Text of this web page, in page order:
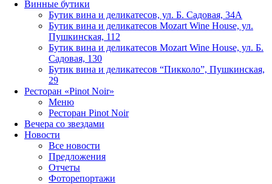
Винные бутики
Бутик вина и деликатесов, ул. Б. Садовая, 34А
Бутик вина и деликатесов Mozart Wine House, ул.
Пушкинская, 112
Бутик вина и деликатесов Mozart Wine House, ул. Б.
Садовая, 130
Бутик вина и деликатесов “Пикколо”, Пушкинская,
29
Ресторан «Pinot Noir»
Меню
Ресторан Pinot Noir
Вечера со звездами
Новости
Все новости
Предложения
Отчеты
Фоторепортажи